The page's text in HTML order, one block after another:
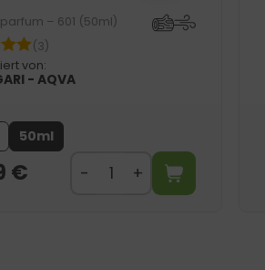
– 601 (50ml)
(3)
von:
- AQVA
50ml
€